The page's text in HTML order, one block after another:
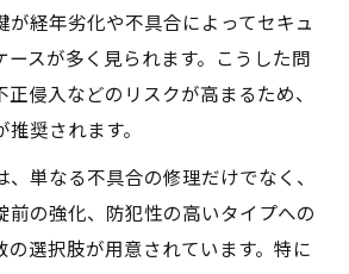
が経年劣化や不具合によってセキュ
ースが多く見られます。こうした問
侵入などのリスクが高まるため、
奨されます。
単なる不具合の修理だけでなく、
前の強化、防犯性の高いタイプへの
の選択肢が用意されています。特に